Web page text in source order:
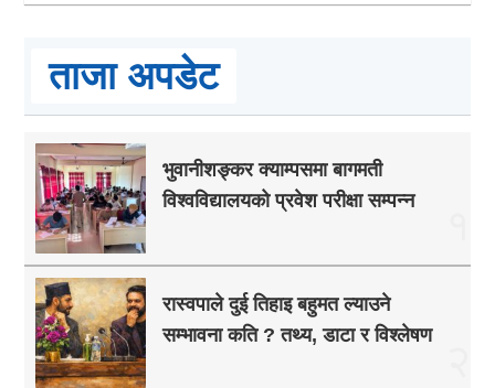
ताजा अपडेट
भुवानीशङ्कर क्याम्पसमा बागमती
विश्वविद्यालयको प्रवेश परीक्षा सम्पन्न
रास्वपाले दुई तिहाइ बहुमत ल्याउने
सम्भावना कति ? तथ्य, डाटा र विश्लेषण